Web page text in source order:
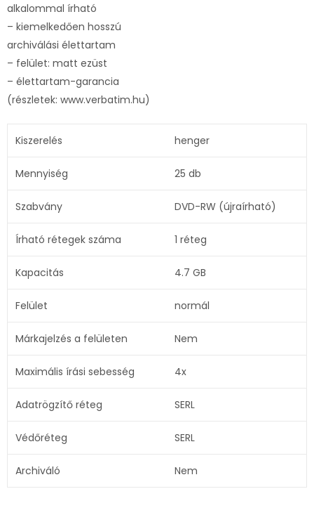
alkalommal írható
– kiemelkedően hosszú
archiválási élettartam
– felület: matt ezüst
– élettartam-garancia
(részletek: www.verbatim.hu)
Kiszerelés henger
Mennyiség 25 db
Szabvány DVD-RW (újraírható)
Írható rétegek száma 1 réteg
Kapacitás 4.7 GB
Felület normál
Márkajelzés a felületen Nem
Maximális írási sebesség 4x
Adatrögzítő réteg SERL
Védőréteg SERL
Archiváló Nem